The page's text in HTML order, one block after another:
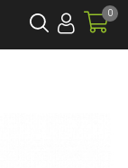
0